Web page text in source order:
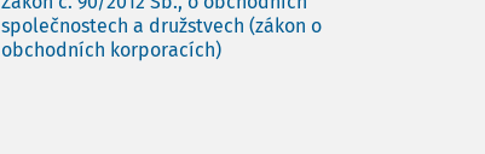
společnostech a družstvech (zákon o
obchodních korporacích)